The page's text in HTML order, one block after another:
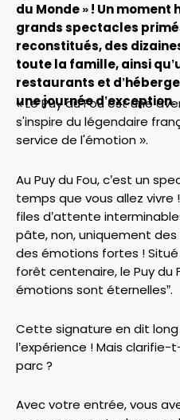
du Monde » ! Un
grands spectacles
reconstitués, des
toute la famille, ainsi
restaurants et
une journée d’exception.
« Le Puy du Fou est une
s'inspire du légendaire
service de l'émotion ».
Au Puy du Fou, c’est un
temps que vous allez vivre
files d’attente
pâte, non, uniquement
des émotions fortes !
forêt centenaire, le Puy du
émotions sont éternelles”.
Cette signature en dit long
l’expérience ! Mais
parc ?
Avec votre entrée, vous